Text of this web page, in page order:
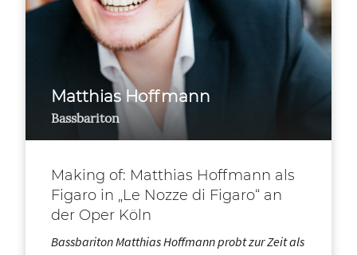
Matthias Hoffmann
Bassbariton
Making of: Matthias Hoffmann als
Figaro in „Le Nozze di Figaro“ an
der Oper Köln
Bassbariton Matthias Hoffmann probt zur Zeit als